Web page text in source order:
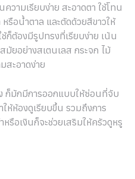
วามเรียบง่าย สะอาดตา ใช้โทน
รือน้ำตาล และตัดด้วยสีขาวให้
ก็ต้องมีรูปทรงที่เรียบง่าย เน้น
ยอย่างสเตนเลส กระจก ไม้
สะอาดง่าย
ก็มักมีการออกแบบให้ซ่อนที่จับ
ห้ห้องดูเรียบขึ้น รวมถึงการ
รือเงินก็จะช่วยเสริมให้ครัวดูหรู